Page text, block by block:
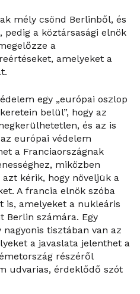
mély csönd Berlinből, és
a köztársasági elnök
a
amelyeket a
egy „európai oszlop
belül”, hogy az
és az is
európai védelem
a Franciaországnak
miközben
kérik, hogy növeljük a
A francia elnök szóba
is, amelyeket a nukleáris
Berlin számára. Egy
tisztában van az
a javaslata jelenthet a
részéről
udvarias, érdeklődő szót